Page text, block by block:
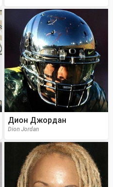
Дион Джордан
Dion Jordan